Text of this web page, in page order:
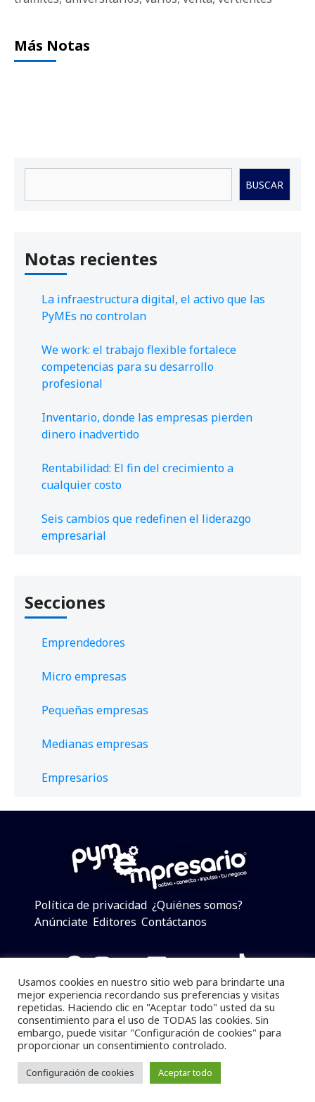
Más Notas
BUSCAR
Notas recientes
La infraestructura digital, el activo que las
PyMEs no controlan
We work: el trabajo flexible fortalece
competencias para su desarrollo
profesional
Inventario, donde las empresas pierden
dinero inadvertido
Rentabilidad: El fin del crecimiento a
cualquier costo
Seis cambios que redefinen el liderazgo
empresarial
Secciones
Emprendedores
Micro empresas
Pequeñas empresas
Medianas empresas
Empresarios
Política de privacidad ¿Quiénes somos?
Anúnciate Editores Contáctanos
Facebook
Instagram
Twitter
LinkedIn
Telegram
YouTube
TikTok
Pymempresario © 2025 Todos los derechos reservados.
Se prohibe el uso de la información total o parcial sin
dar referencia a la fuente.
Desarrollado poryalla ya!
Usamos cookies en nuestro sitio web para brindarte una
mejor experiencia recordando sus preferencias y visitas
repetidas. Haciendo clic en "Aceptar todo" usted da su
consentimiento para el uso de TODAS las cookies. Sin
embargo, puede visitar "Configuración de cookies" para
proporcionar un consentimiento controlado.
Configuración de cookies Aceptar todo